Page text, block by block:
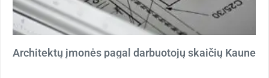
Architektų įmonės pagal darbuotojų skaičių Kaune